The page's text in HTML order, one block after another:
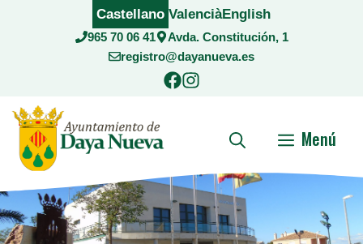
965 70 06 41
Avda. Constitución, 1
registro@dayanueva.es
Castellano ValenciàEnglish
Menú